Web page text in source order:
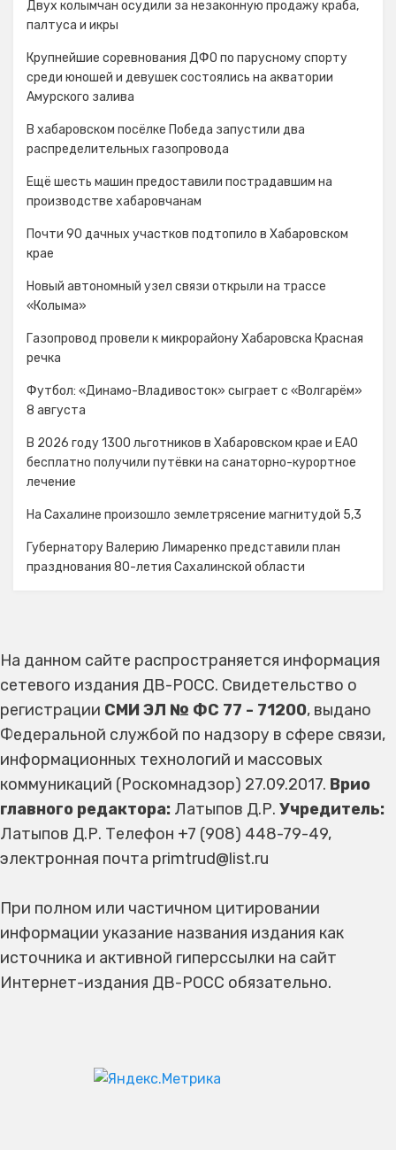
Двух колымчан осудили за незаконную продажу краба,
палтуса и икры
Крупнейшие соревнования ДФО по парусному спорту
среди юношей и девушек состоялись на акватории
Амурского залива
В хабаровском посёлке Победа запустили два
распределительных газопровода
Ещё шесть машин предоставили пострадавшим на
производстве хабаровчанам
Почти 90 дачных участков подтопило в Хабаровском
крае
Новый автономный узел связи открыли на трассе
«Колыма»
Газопровод провели к микрорайону Хабаровска Красная
речка
Футбол: «Динамо-Владивосток» сыграет с «Волгарём»
8 августа
В 2026 году 1300 льготников в Хабаровском крае и ЕАО
бесплатно получили путёвки на санаторно-курортное
лечение
На Сахалине произошло землетрясение магнитудой 5,3
Губернатору Валерию Лимаренко представили план
празднования 80-летия Сахалинской области
На данном сайте распространяется информация
сетевого издания ДВ-РОСС. Свидетельство о
регистрации СМИ ЭЛ № ФС 77 - 71200, выдано
Федеральной службой по надзору в сфере связи,
информационных технологий и массовых
коммуникаций (Роскомнадзор) 27.09.2017. Врио
главного редактора: Латыпов Д.Р. Учредитель:
Латыпов Д.Р. Телефон +7 (908) 448-79-49,
электронная почта primtrud@list.ru
При полном или частичном цитировании
информации указание названия издания как
источника и активной гиперссылки на сайт
Интернет-издания ДВ-РОСС обязательно.